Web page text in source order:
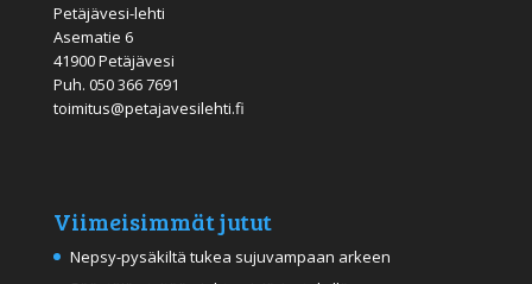
Petäjävesi-lehti
Asematie 6
41900 Petäjävesi
Puh. 050 366 7691
toimitus@petajavesilehti.fi
Viimeisimmät jutut
Nepsy-pysäkiltä tukea sujuvampaan arkeen